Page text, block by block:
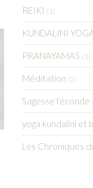
REIKI (1)
KUNDALINI
PRANAYAMAS (1)
Méditation (2)
Sagesse féconde
yoga kundalini et
Les Chroniques